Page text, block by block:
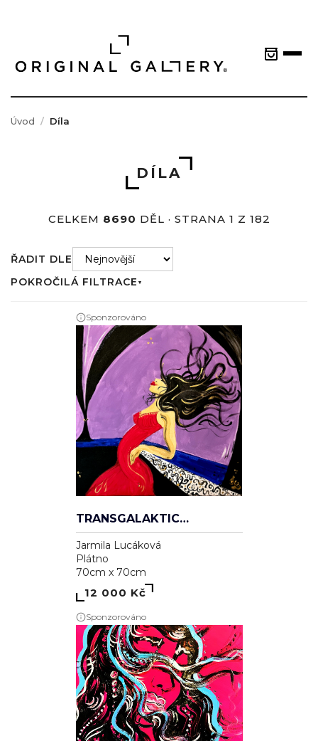
Úvod Díla
DÍLA
CELKEM 8690 DĚL · STRANA 1 Z 182
ŘADIT DLE
POKROČILÁ FILTRACE ▼
Sponzorováno
TRANSGALAKTICKÁ
Jarmila Lucáková
Plátno
70cm x 70cm
12 000 Kč
Sponzorováno